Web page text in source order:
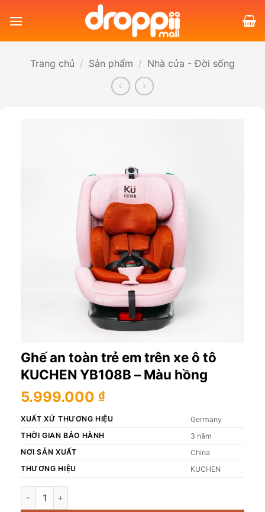
qua
Trang chủ / Sản phẩm / Nhà cửa - Đời sống
Ghế an toàn trẻ em trên xe ô tô
KUCHEN YB108B – Màu hồng
5.999.000 ₫
XUẤT XỨ THƯƠNG HIỆU
Germany
THỜI GIAN BẢO HÀNH
3 năm
NƠI SẢN XUẤT
China
THƯƠNG HIỆU
KUCHEN
Ghế an toàn trẻ em trên xe ô tô KUCHEN YB108B - Màu